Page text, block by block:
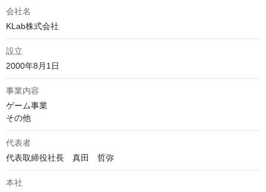
会社名
KLab株式会社
設立
2000年8月1日
事業内容
ゲーム事業
その他
代表者
代表取締役社長　真田　哲弥
本社